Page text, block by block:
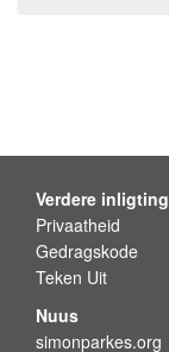
Verdere inligting
Privaatheid
Gedragskode
Teken Uit
Nuus
simonparkes.org